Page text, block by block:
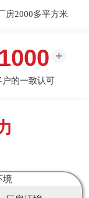
房2000多平方米
1000
户的一致认可